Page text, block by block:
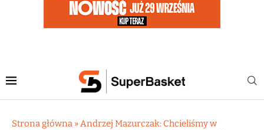
Strona główna »Andrzej Mazurczak: Chcieliśmy w